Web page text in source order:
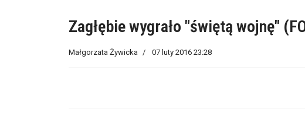
Zagłębie wygrało "świętą wojnę"
Małgorzata Żywicka 07 luty 2016 23:28